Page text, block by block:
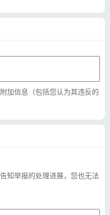
加信息（包括您认为其违反的
知举报的处理进展，您也无法